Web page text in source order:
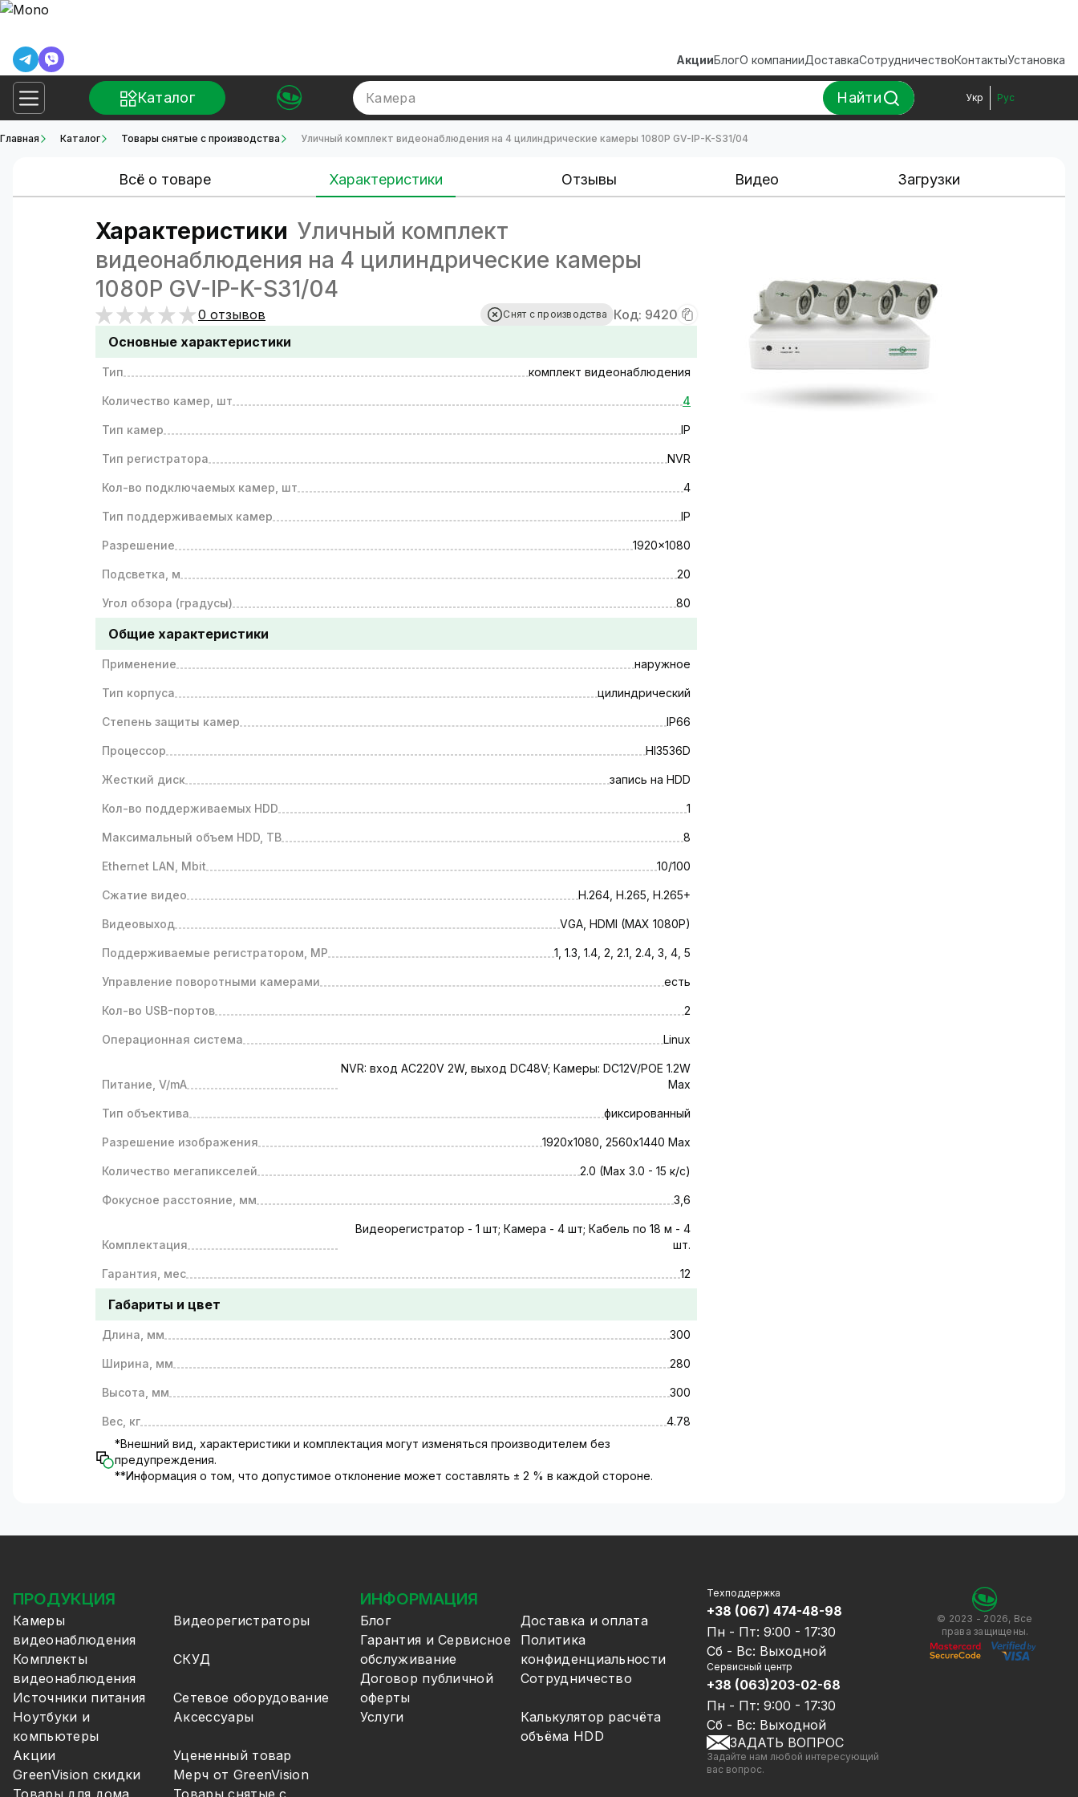
АкцииБлогО компанииДоставкаСотрудничествоКонтактыУстановка
Каталог Камера Найти Укр Рус
Главная Каталог Товары снятые с производства Уличный комплект видеонаблюдения на 4 цилиндрические камеры 1080P GV-IP-K-S31/04
Всё о товаре Характеристики Отзывы Видео Загрузки
Характеристики Уличный комплект
видеонаблюдения на 4 цилиндрические камеры
1080P GV-IP-K-S31/04
0 отзывов Снят с производства
Код: 9420
Основные характеристики
Тип комплект видеонаблюдения
Количество камер, шт 4
Тип камер IP
Тип регистратора NVR
Кол-во подключаемых камер, шт 4
Тип поддерживаемых камер IP
Разрешение 1920x1080
Подсветка, м 20
Угол обзора (градусы) 80
Общие характеристики
Применение наружное
Тип корпуса цилиндрический
Степень защиты камер IP66
Процессор HI3536D
Жесткий диск запись на HDD
Кол-во поддерживаемых HDD 1
Максимальный объем HDD, TB 8
Ethernet LAN, Mbit 10/100
Сжатие видео H.264, H.265, H.265+
Видеовыход VGA, HDMI (MAX 1080P)
Поддерживаемые регистратором, MP 1, 1.3, 1.4, 2, 2.1, 2.4, 3, 4, 5
Управление поворотными камерами есть
Кол-во USB-портов 2
Операционная система Linux
Питание, V/mA
NVR: вход AC220V 2W, выход DC48V; Камеры: DC12V/POE 1.2W
Max
Тип объектива фиксированный
Разрешение изображения 1920х1080, 2560x1440 Max
Количество мегапикселей 2.0 (Max 3.0 - 15 к/с)
Фокусное расстояние, мм 3,6
Комплектация
Видеорегистратор - 1 шт; Камера - 4 шт; Кабель по 18 м - 4
шт.
Гарантия, мес 12
Габариты и цвет
Длина, мм 300
Ширина, мм 280
Высота, мм 300
Вес, кг
4.78
*Внешний вид, характеристики и комплектация могут изменяться производителем без
предупреждения.
**Информация о том, что допустимое отклонение может составлять ± 2 % в каждой стороне.
ПРОДУКЦИЯ
Камеры
видеонаблюдения
Видеорегистраторы
Комплекты
видеонаблюдения
СКУД
Источники питания
Сетевое оборудование
Ноутбуки и
компьютеры
Аксессуары
Акции
Уцененный товар
GreenVision скидки
Мерч от GreenVision
Товары для дома
Товары снятые с
ИНФОРМАЦИЯ
Блог
Доставка и оплата
Гарантия и Сервисное
обслуживание
Политика
конфиденциальности
Договор публичной
оферты
Сотрудничество
Услуги
Калькулятор расчёта
объёма HDD
Техподдержка
+38 (067) 474-48-98
Пн - Пт: 9:00 - 17:30
Сб - Вс: Выходной
Сервисный центр
+38 (063)203-02-68
Пн - Пт: 9:00 - 17:30
Сб - Вс: Выходной
ЗАДАТЬ ВОПРОС
Задайте нам любой интересующий
вас вопрос.
© 2023 - 2026, Все
права защищены.